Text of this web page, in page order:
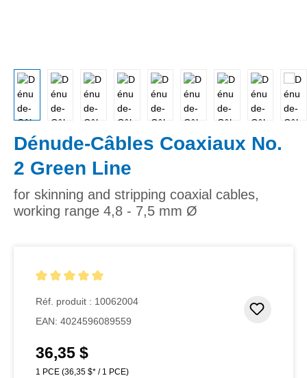
Dénude-Câbles Coaxiaux No.
2 Green Line
for skinning and stripping coaxial cables,
working range 4,8 - 7,5 mm Ø
Réf. produit : 10062004
EAN: 4024596089559
Prix régulier :
36,35 $
1 PCE (36,35 $* / 1 PCE)